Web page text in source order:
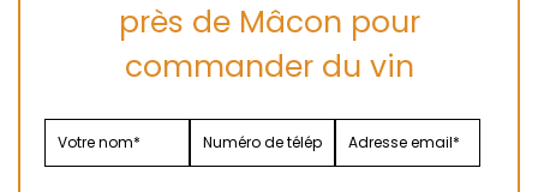
près de Mâcon pour
commander du vin